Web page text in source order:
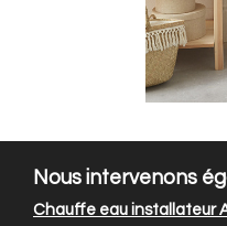
Nous intervenons
Chauffe eau installateur